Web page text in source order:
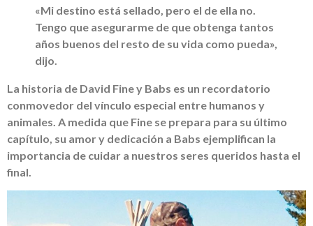
«Mi destino está sellado, pero el de ella no.
Tengo que asegurarme de que obtenga tantos
años buenos del resto de su vida como pueda»,
dijo.
La historia de David Fine y Babs es un recordatorio
conmovedor del vínculo especial entre humanos y
animales. A medida que Fine se prepara para su último
capítulo, su amor y dedicación a Babs ejemplifican la
importancia de cuidar a nuestros seres queridos hasta el
final.